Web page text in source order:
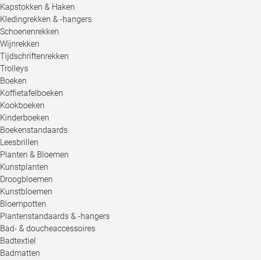
Kapstokken & Haken
Kledingrekken & -hangers
Schoenenrekken
Wijnrekken
Tijdschriftenrekken
Trolleys
Boeken
Koffietafelboeken
Kookboeken
Kinderboeken
Boekenstandaards
Leesbrillen
Planten & Bloemen
Kunstplanten
Droogbloemen
Kunstbloemen
Bloempotten
Plantenstandaards & -hangers
Bad- & doucheaccessoires
Badtextiel
Badmatten